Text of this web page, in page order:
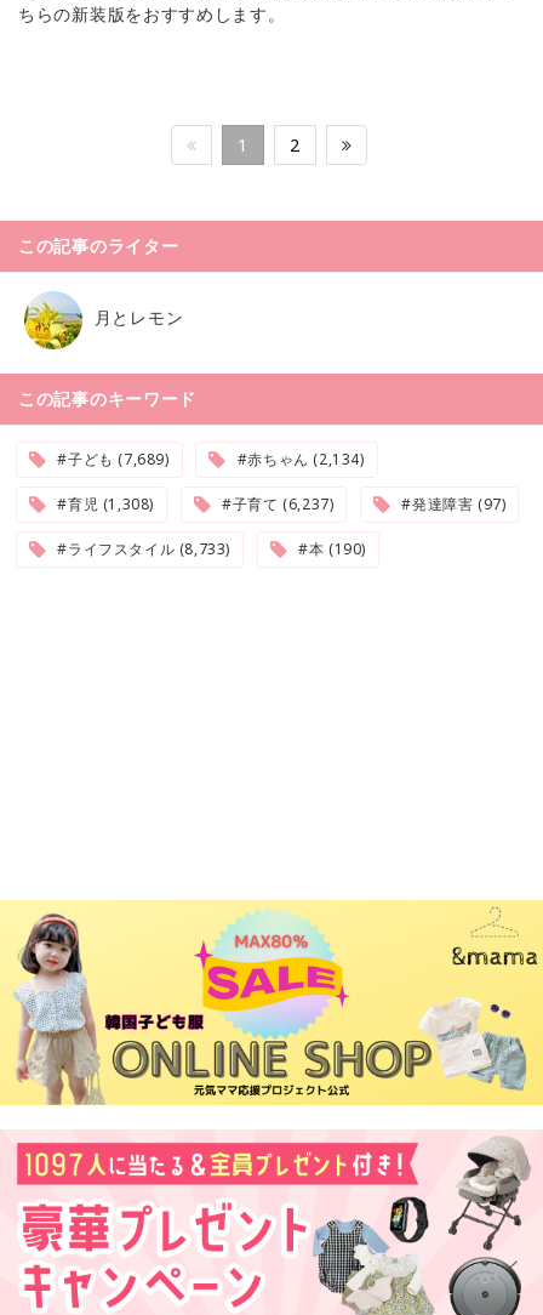
ちらの新装版をおすすめします。
1 2
この記事のライター
月とレモン
この記事のキーワード
#子ども (7,689) #赤ちゃん (2,134)
#育児 (1,308) #子育て (6,237) #発達障害 (97)
#ライフスタイル (8,733) #本 (190)